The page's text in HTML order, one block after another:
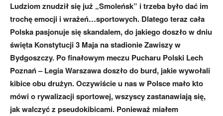
Ludziom znudził się już „Smoleńsk” i trzeba było dać im
trochę emocji i wrażeń…sportowych. Dlatego teraz cała
Polska pasjonuje się skandalem, do jakiego doszło w dniu
święta Konstytucji 3 Maja na stadionie Zawiszy w
Bydgoszczy. Po finałowym meczu Pucharu Polski Lech
Poznań – Legia Warszawa doszło do burd, jakie wywołali
kibice obu drużyn. Oczywiście u nas w Polsce mało kto
mówi o rywalizacji sportowej, wszyscy zastanawiają się,
jak walczyć z pseudokibicami. Ponieważ miałem